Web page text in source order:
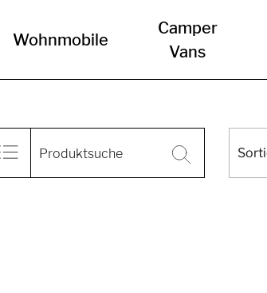
Wohnmobile
Camper
Vans